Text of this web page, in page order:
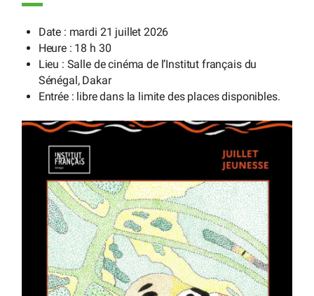
Date : mardi 21 juillet 2026
Heure : 18 h 30
Lieu : Salle de cinéma de l’Institut français du
Sénégal, Dakar
Entrée : libre dans la limite des places disponibles.